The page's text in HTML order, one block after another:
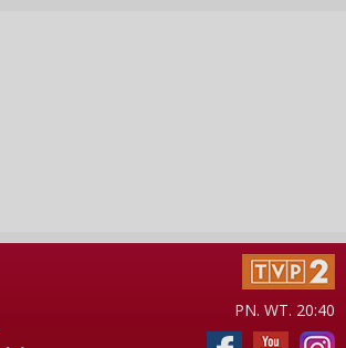
PN. WT. 20:40